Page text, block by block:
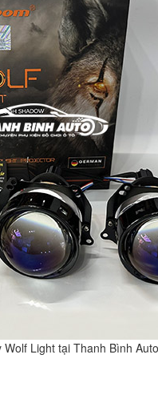
Light tại Thanh Bình Auto